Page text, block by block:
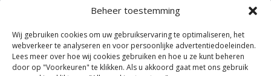
Beheer toestemming
Wij gebruiken cookies om uw gebruikservaring te optimaliseren, het
webverkeer te analyseren en voor persoonlijke advertentiedoeleinden.
Lees meer over hoe wij cookies gebruiken en hoe u ze kunt beheren
door op "Voorkeuren" te klikken. Als u akkoord gaat met ons gebruik